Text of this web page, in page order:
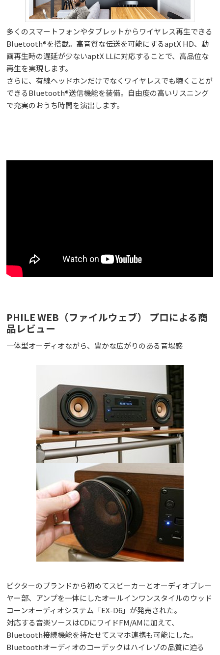
多くのスマートフォンやタブレットからワイヤレス再生できる
Bluetooth®を搭載。高音質な伝送を可能にするaptX HD、動
画再生時の遅延が少ないaptX LLに対応することで、高品位な
再生を実現します。
さらに、有線ヘッドホンだけでなくワイヤレスでも聴くことが
できるBluetooth®送信機能を装備。自由度の高いリスニング
で充実のおうち時間を演出します。
PHILE WEB（ファイルウェブ） プロによる商
品レビュー
一体型オーディオながら、豊かな広がりのある音場感
ビクターのブランドから初めてスピーカーとオーディオプレー
ヤー部、アンプを一体にしたオールインワンスタイルのウッド
コーンオーディオシステム「EX-D6」が発売された。
対応する音楽ソースはCDにワイドFM/AMに加えて、
Bluetooth接続機能を持たせてスマホ連携も可能にした。
Bluetoothオーディオのコーデックはハイレゾの品質に迫る